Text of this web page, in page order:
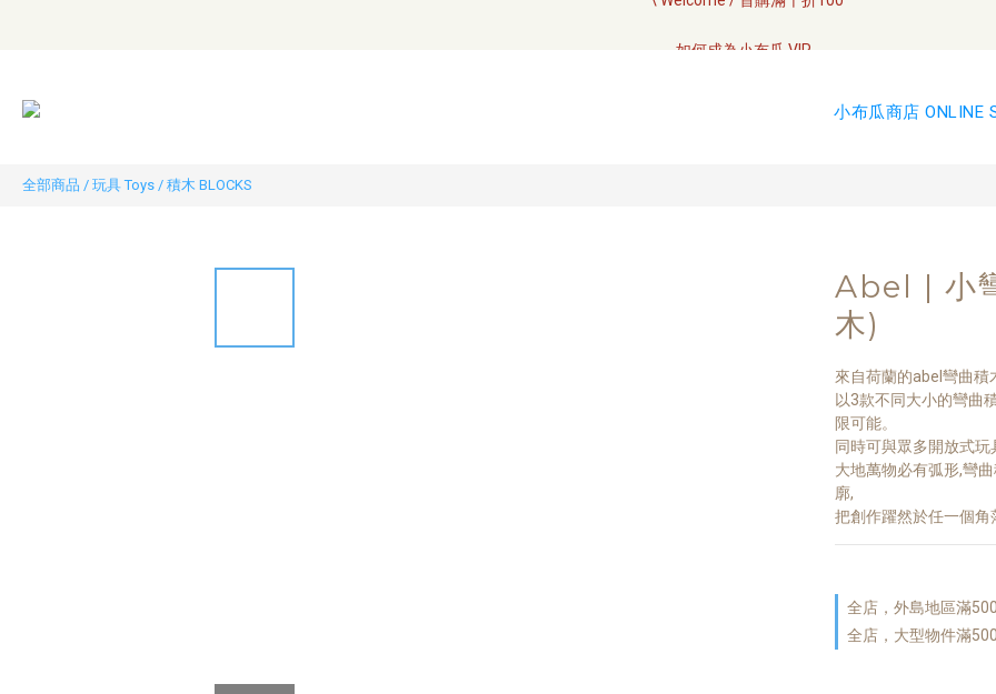
小布瓜商店 ONLINE
全部商品 / 玩具 Toys / 積木 BLOCKS
Abel | 小
木)
來自荷蘭的abel彎曲積
以3款不同大小的彎曲
限可能。
同時可與眾多開放式
大地萬物必有弧形,彎
廓,
把創作躍然於任一個角
全店，外島地區滿
全店，大型物件滿